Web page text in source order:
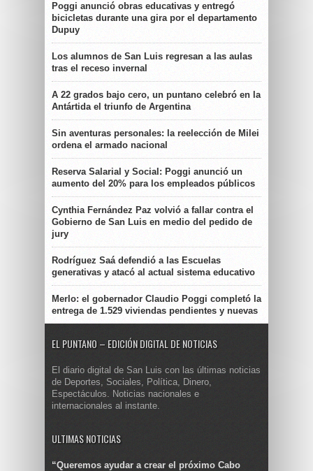
Poggi anunció obras educativas y entregó
bicicletas durante una gira por el departamento
Dupuy
Los alumnos de San Luis regresan a las aulas
tras el receso invernal
A 22 grados bajo cero, un puntano celebró en la
Antártida el triunfo de Argentina
Sin aventuras personales: la reelección de Milei
ordena el armado nacional
Reserva Salarial y Social: Poggi anunció un
aumento del 20% para los empleados públicos
Cynthia Fernández Paz volvió a fallar contra el
Gobierno de San Luis en medio del pedido de
jury
Rodríguez Saá defendió a las Escuelas
generativas y atacó al actual sistema educativo
Merlo: el gobernador Claudio Poggi completó la
entrega de 1.529 viviendas pendientes y nuevas
EL PUNTANO – EDICIÓN DIGITAL DE NOTICIAS
El diario digital de San Luis con las últimas noticias
de Deportes, Sociales, Política, Dinero,
Espectáculos. Noticias nacionales e
internacionales al instante.
ULTIMAS NOTICIAS
“Queremos ayudar a crear el próximo Cabo